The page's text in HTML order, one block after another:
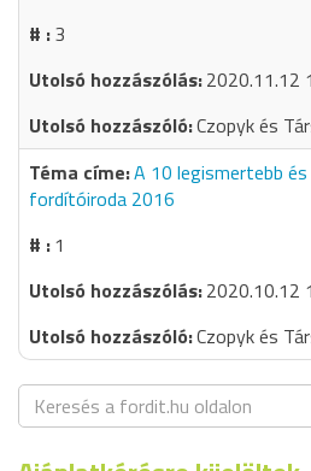
3
2020.11.12
Czopyk és
A 10 legismertebb
fordítóiroda 2016
1
2020.10.12
Czopyk és